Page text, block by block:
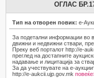
ОГЛАС
Тип на отворен повик: е-
За подетални информации во
движни и недвижни ствари,
Преку веб порталот http://e-
преглед на достапните
надавање и лицитација за
За да учествувате на е-
http://e-aukcii.ujp.gov.mk